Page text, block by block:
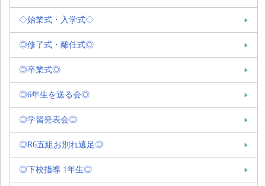
◇始業式・入学式◇
◎修了式・離任式◎
◎卒業式◎
◎6年生を送る会◎
◎学習発表会◎
◎R6五組お別れ遠足◎
◎下校指導 1年生◎